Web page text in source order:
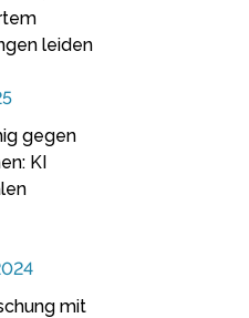
leiden
gegen
KI
mit